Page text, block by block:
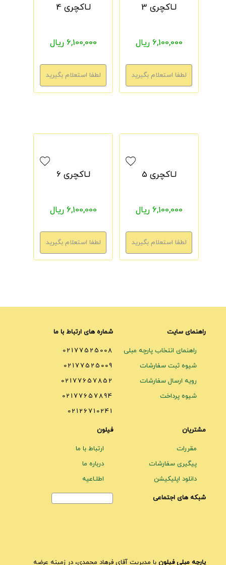
لـاکچری 3
6,100,000 ریال
لـاکچری 4
6,100,000 ریال
لـاکچری 5
6,100,000 ریال
لـاکچری 6
6,100,000 ریال
راهنمای سایت
راهنمای انتخاب پارچه مبلی
شیوه ثبت سفارشات
رویه ارسال سفارشات
شیوه پرداخت
شماره های ارتباط با ما
02177525008
02177525009
02177657852
02177657894
02126710241
مشتریان
مقررات
پیگیری سفارشات
دانلود اپلیکیشن
فیلون
ارتباط با ما
درباره ما
اطلـاعیه
شبکه های اجتماعی
پارچه مبلی فیلون با مدیریت آقای فرهاد محمدی، در زمینه عرضه